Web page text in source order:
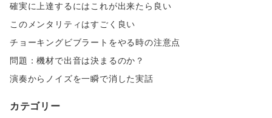
確実に上達するにはこれが出来たら良い
このメンタリティはすごく良い
チョーキングビブラートをやる時の注意点
問題：機材で出音は決まるのか？
演奏からノイズを一瞬で消した実話
カテゴリー